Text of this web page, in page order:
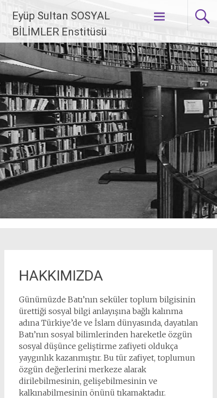
Eyüp Sultan SOSYAL
BİLİMLER Enstitüsü
İçeriğe geç
HAKKIMIZDA
Günümüzde Batı’nın seküler toplum bilgisinin
ürettiği sosyal bilgi anlayışına bağlı kalınma
adına Türkiye’de ve İslam dünyasında, dayatılan
Batı’nın sosyal bilimlerinden hareketle özgün
sosyal düşünce geliştirme zafiyeti oldukça
yaygınlık kazanmıştır. Bu tür zafiyet, toplumun
özgün değerlerini merkeze alarak
dirilebilmesinin, gelişebilmesinin ve
kalkınabilmesinin önünü tıkamaktadır.